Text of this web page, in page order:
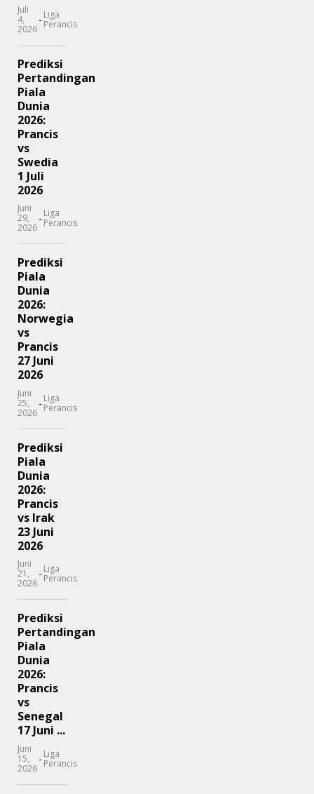
Juli
4,
2026
- Liga
Perancis
Prediksi
Pertandingan
Piala
Dunia
2026:
Prancis
vs
Swedia
1 Juli
2026
Juni
29,
2026
- Liga
Perancis
Prediksi
Piala
Dunia
2026:
Norwegia
vs
Prancis
27 Juni
2026
Juni
25,
2026
- Liga
Perancis
Prediksi
Piala
Dunia
2026:
Prancis
vs Irak
23 Juni
2026
Juni
21,
2026
- Liga
Perancis
Prediksi
Pertandingan
Piala
Dunia
2026:
Prancis
vs
Senegal
17 Juni ...
Juni
15,
2026
- Liga
Perancis